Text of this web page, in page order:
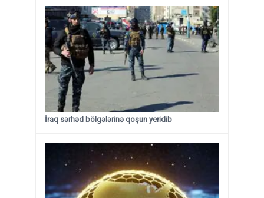
İraq sərhəd bölgələrinə qoşun yeridib